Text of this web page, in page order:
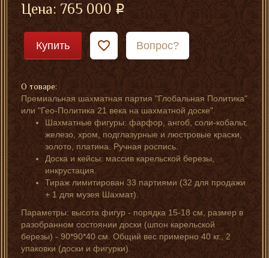
Цена:765 000
Купить Вопрос?
О товаре:
Премиальная шахматная партия "Глобальная Политика"
или "Гео-Политика 21 века на шахматной доске".
Шахматные фигуры: фарфор, ангоб, соли-кобальт,
железо, хром, подглазурные и люстровые краски,
золото, платина. Ручная роспись.
Доска и кейсы: массив карельской березы,
инкрустация.
Тираж лимитирован 33 партиями (32 для продажи
+ 1 для музея Шахмат).
Параметры: высота фигур - порядка 15-18 см, размер в
разобранном состоянии доски (шпон карельской
березы) - 90*90*40 см. Общий вес примерно 40 кг., 2
упаковки (доски и фигурки).